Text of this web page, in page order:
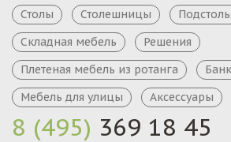
8 (495) 369 18 45
Столы
Столешницы
Складная мебель
Решения
Плетеная мебель из ротанга
Мебель для улицы
Аксессуары